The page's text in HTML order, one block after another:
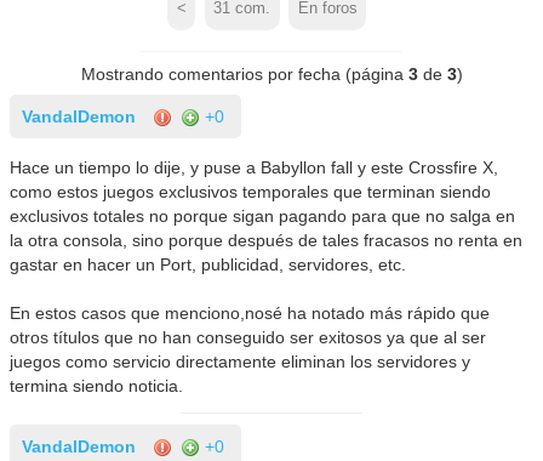
< 31 com. En foros
Mostrando comentarios por fecha (página 3de 3)
VandalDemon +0
Hace un tiempo lo dije, y puse a Babyllon fall y este Crossfire X,
como estos juegos exclusivos temporales que terminan siendo
exclusivos totales no porque sigan pagando para que no salga en
la otra consola, sino porque después de tales fracasos no renta en
gastar en hacer un Port, publicidad, servidores, etc.
En estos casos que menciono,nosé ha notado más rápido que
otros títulos que no han conseguido ser exitosos ya que al ser
juegos como servicio directamente eliminan los servidores y
termina siendo noticia.
VandalDemon +0